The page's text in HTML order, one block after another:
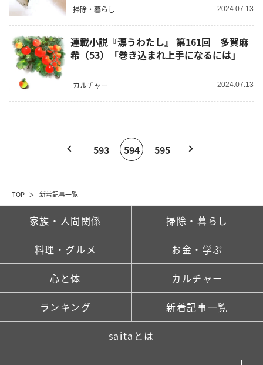
TOP 新着記事一覧
掃除・暮らし 2024.07.13
連載小説『漂うわたし』 第161回 多賀麻
希（53）「巻き込まれ上手になるには」
カルチャー 2024.07.13
593 594 595
家族・人間関係 掃除・暮らし
料理・グルメ お金・学ぶ
心と体 カルチャー
ランキング 新着記事一覧
saitaとは